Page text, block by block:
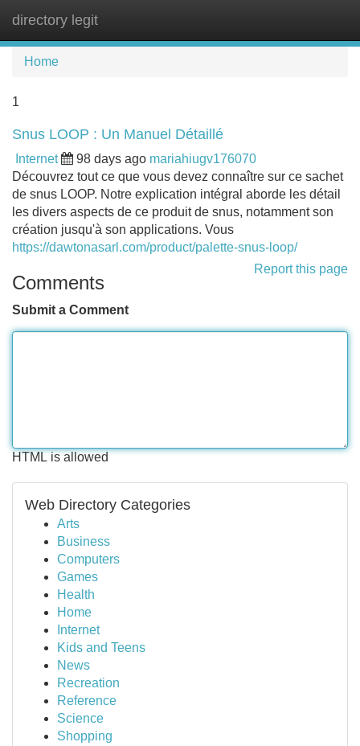
directory legit
Home
1
Snus LOOP : Un Manuel Détaillé
Internet 98 days ago mariahiugv176070
Découvrez tout ce que vous devez connaître sur ce sachet
de snus LOOP. Notre explication intégral aborde les détail
les divers aspects de ce produit de snus, notamment son
création jusqu'à son applications. Vous
https://dawtonasarl.com/product/palette-snus-loop/
Report this page
Comments
Submit a Comment
HTML is allowed
Web Directory Categories
Arts
Business
Computers
Games
Health
Home
Internet
Kids and Teens
News
Recreation
Reference
Science
Shopping